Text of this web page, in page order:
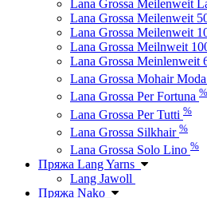
Lana Grossa Meilenweit
Lana Grossa Meilenweit
Lana Grossa Meilenweit
Lana Grossa Meilnweit
Lana Grossa Meinlenweit
Lana Grossa Mohair Moda
Lana Grossa Per Fortuna %
Lana Grossa Per Tutti %
Lana Grossa Silkhair %
Lana Grossa Solo Lino %
Пряжа Lang Yarns
Lang Jawoll
Пряжа Nako